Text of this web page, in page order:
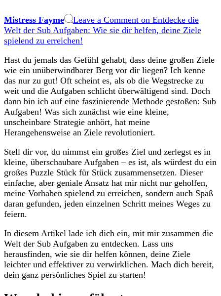
Mistress Fayme Leave a Commenton Entdecke die
Welt der Sub Aufgaben: Wie sie dir helfen, deine Ziele
spielend zu erreichen!
Hast du jemals das Gefühl gehabt, dass deine großen Ziele
wie ein unüberwindbarer‌ Berg vor dir liegen? Ich kenne
das nur zu ​gut! Oft ⁤scheint ‍es, als ​ob ​die⁢ Wegstrecke ⁢zu
weit und die Aufgaben schlicht überwältigend sind.⁤ Doch
⁤dann bin ich auf‌ eine faszinierende Methode gestoßen: Sub
Aufgaben! Was sich zunächst wie eine kleine,
unscheinbare Strategie anhört, hat‍ meine
Herangehensweise​ an ⁣Ziele revolutioniert.
Stell dir vor,‌ du ‌nimmst ein großes Ziel und zerlegst es in
kleine, ⁢überschaubare‍ Aufgaben –‌ es ist, als würdest du ein
großes Puzzle Stück für Stück zusammensetzen. Dieser
einfache, aber geniale ‌Ansatz hat⁤ mir nicht⁣ nur geholfen,
meine Vorhaben spielend zu erreichen, ⁣sondern auch Spaß
daran gefunden, jeden einzelnen Schritt meines Weges zu
feiern.
In diesem Artikel lade ich dich⁢ ein, mit mir zusammen die‌
Welt ‍der Sub Aufgaben zu entdecken. ‍Lass uns
⁣herausfinden, wie sie dir helfen können, deine Ziele
leichter⁣ und effektiver zu verwirklichen. Mach dich bereit,
‌dein ganz ⁢persönliches ​Spiel ‌zu starten!